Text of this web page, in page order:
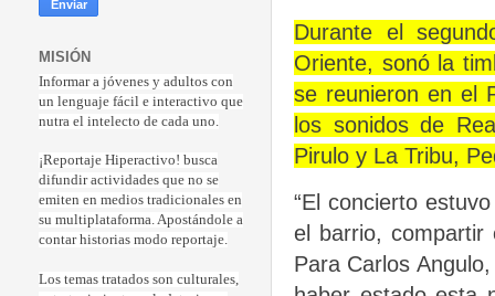
Durante el
Oriente, sonó la
se reunieron en el
los sonidos de
Pirulo y La Tribu,
“El concierto
el barrio, compartir
Para Carlos
MISIÓN
Informar a jóvenes y adultos con
un lenguaje fácil e interactivo que
nutra el intelecto de cada uno.
¡Reportaje Hiperactivo! busca
difundir actividades que no se
emiten en medios tradicionales en
su multiplataforma. Apostándole a
contar historias modo reportaje.
Los temas tratados son culturales,